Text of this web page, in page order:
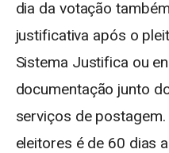
dia da votação
justificativa após o
Sistema Justifica ou
documentação junto
serviços de
eleitores é de 60 dias